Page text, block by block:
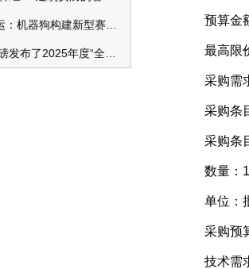
预算金额
最高限
采购需
采购条目
采购条目
数量：1
单位：
采购预算
技术需求